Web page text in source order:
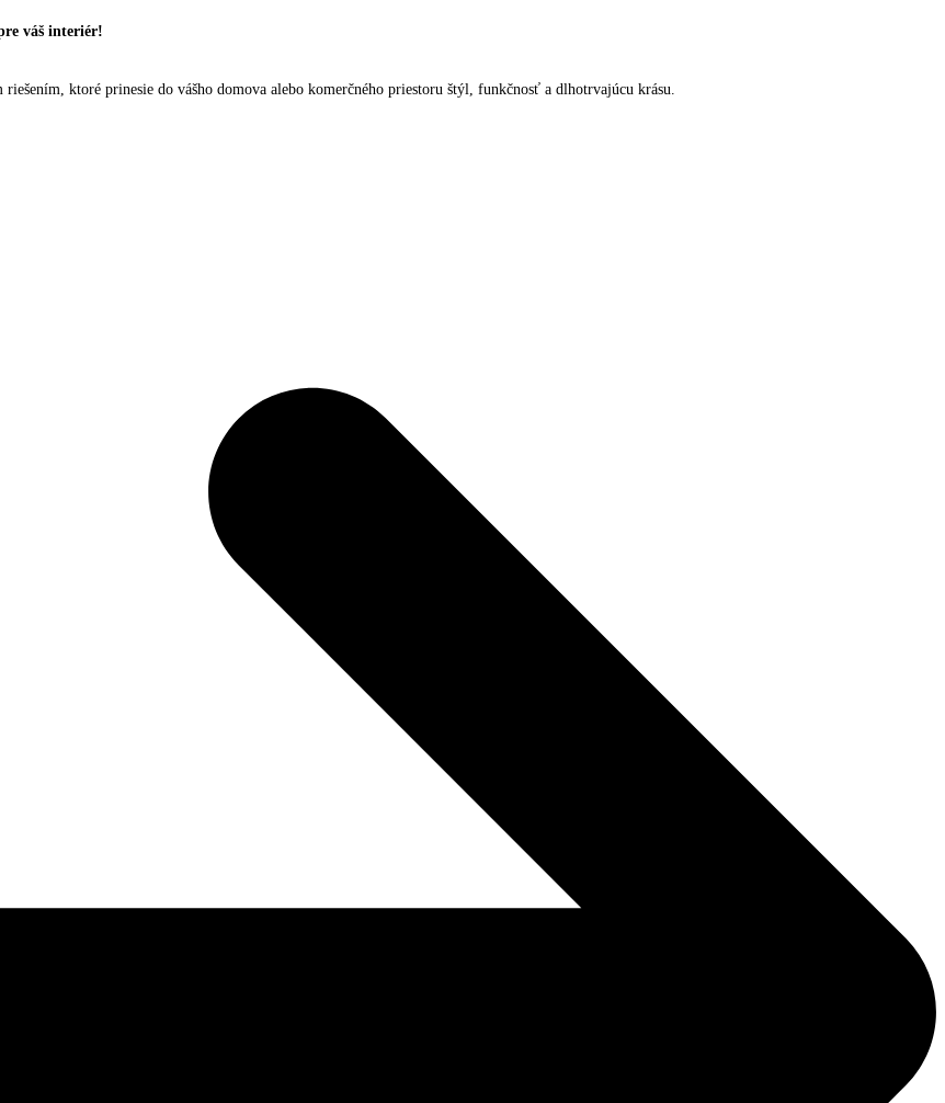
váš interiér!
ktoré prinesie do vášho domova alebo komerčného priestoru štýl, funkčnosť a dlhotrvajúcu krásu.